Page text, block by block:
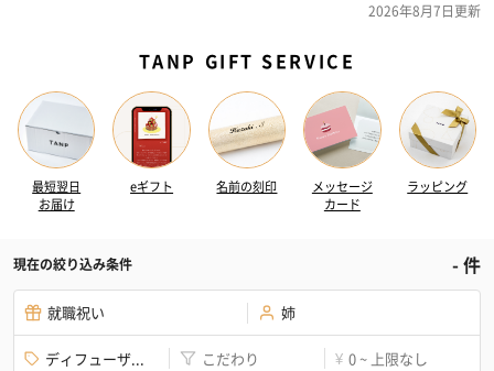
2026年8月7日更新
TANP GIFT SERVICE
最短翌日
お届け
eギフト 名前の刻印
メッセージ
カード
ラッピング
現在の絞り込み条件 -件
就職祝い 姉
ディフューザ... こだわり ¥ 0 ~ 上限なし